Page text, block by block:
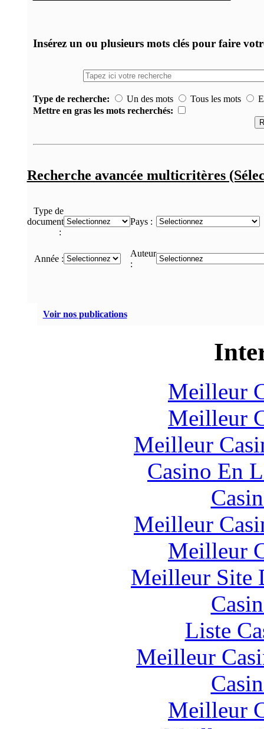
Insérez un ou plusieurs mots clés pour faire
Type de recherche: Un des mots Tous les mots
Mettre en gras les mots recherchés:
Recherche avancée multicritères
Type de
document
:
Pays :
Année :
Auteur
:
Voir nos publications
Meilleur
Meilleur
Meilleur
Casino En
Meilleur
Meilleur
Meilleur Site
Liste
Meilleur
Meilleur